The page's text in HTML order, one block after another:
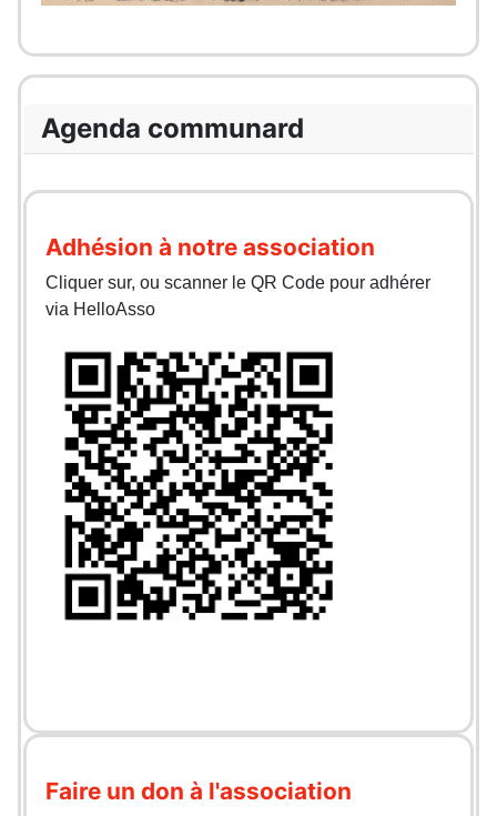
Agenda communard
Adhésion à notre association
Cliquer sur, ou scanner le QR Code pour adhérer
via HelloAsso
Faire un don à l'association